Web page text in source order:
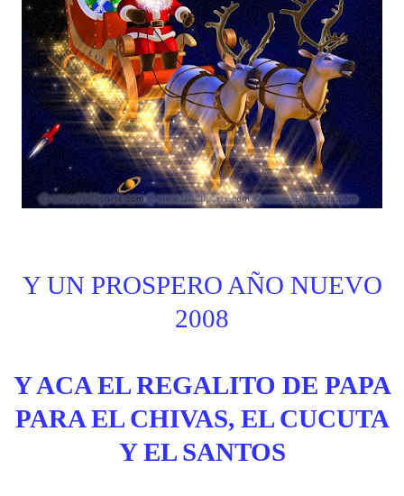
Y UN PROSPERO AÑO NUEVO
2008
Y ACA EL REGALITO DE PAPA
PARA EL CHIVAS, EL CUCUTA
Y EL SANTOS